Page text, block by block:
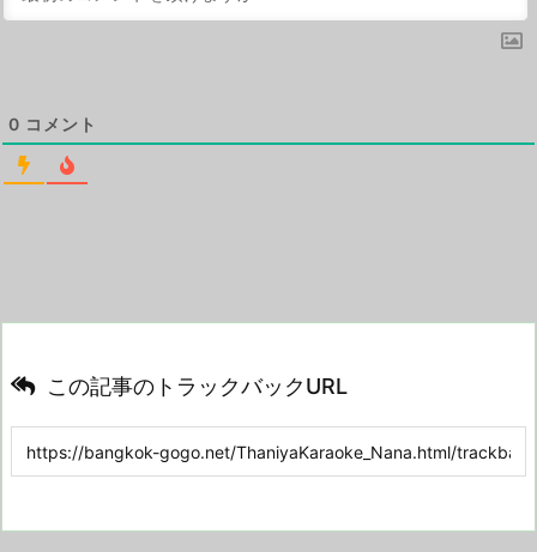
0 コメント
この記事のトラックバックURL